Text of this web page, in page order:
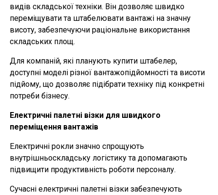
видів складської техніки. Він дозволяє швидко
переміщувати та штабелювати вантажі на значну
висоту, забезпечуючи раціональне використання
складських площ.
Для компаній, які планують купити штабелер,
доступні моделі різної вантажопідйомності та висоти
підйому, що дозволяє підібрати техніку під конкретні
потреби бізнесу.
Електричні палетні візки для швидкого
переміщення вантажів
Електричні рокли значно спрощують
внутрішньоскладську логістику та допомагають
підвищити продуктивність роботи персоналу.
Сучасні електричні палетні візки забезпечують